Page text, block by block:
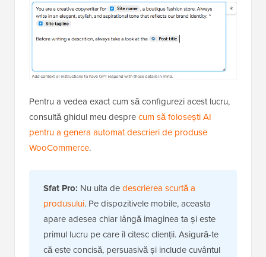
Pentru a vedea exact cum să configurezi acest lucru,
consultă ghidul meu desprecum să folosești AI
pentru a genera automat descrieri de produse
WooCommerce.
Sfat Pro: Nu uita dedescrierea scurtă a
produsului. Pe dispozitivele mobile, aceasta
apare adesea chiar lângă imaginea ta și este
primul lucru pe care îl citesc clienții. Asigură-te
că este concisă, persuasivă și include cuvântul